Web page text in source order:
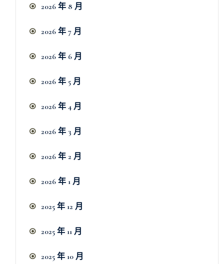
2026 年 8 月
2026 年 7 月
2026 年 6 月
2026 年 5 月
2026 年 4 月
2026 年 3 月
2026 年 2 月
2026 年 1 月
2025 年 12 月
2025 年 11 月
2025 年 10 月